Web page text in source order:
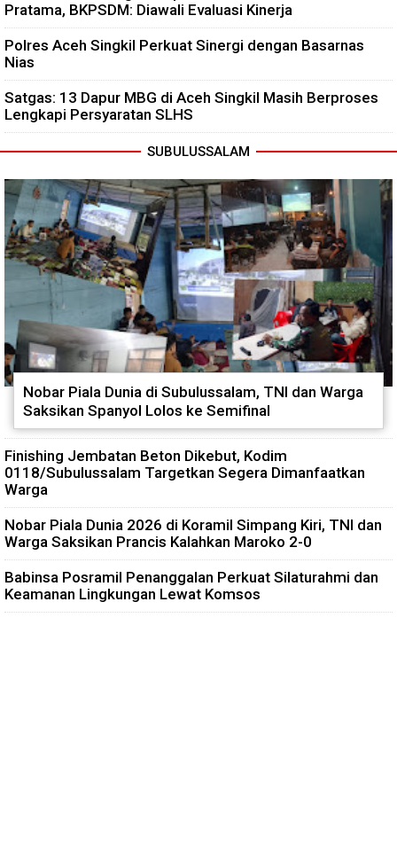
Pratama, BKPSDM: Diawali Evaluasi Kinerja
Polres Aceh Singkil Perkuat Sinergi dengan Basarnas
Nias
Satgas: 13 Dapur MBG di Aceh Singkil Masih Berproses
Lengkapi Persyaratan SLHS
SUBULUSSALAM
Nobar Piala Dunia di Subulussalam, TNI dan Warga
Saksikan Spanyol Lolos ke Semifinal
Finishing Jembatan Beton Dikebut, Kodim
0118/Subulussalam Targetkan Segera Dimanfaatkan
Warga
Nobar Piala Dunia 2026 di Koramil Simpang Kiri, TNI dan
Warga Saksikan Prancis Kalahkan Maroko 2-0
Babinsa Posramil Penanggalan Perkuat Silaturahmi dan
Keamanan Lingkungan Lewat Komsos